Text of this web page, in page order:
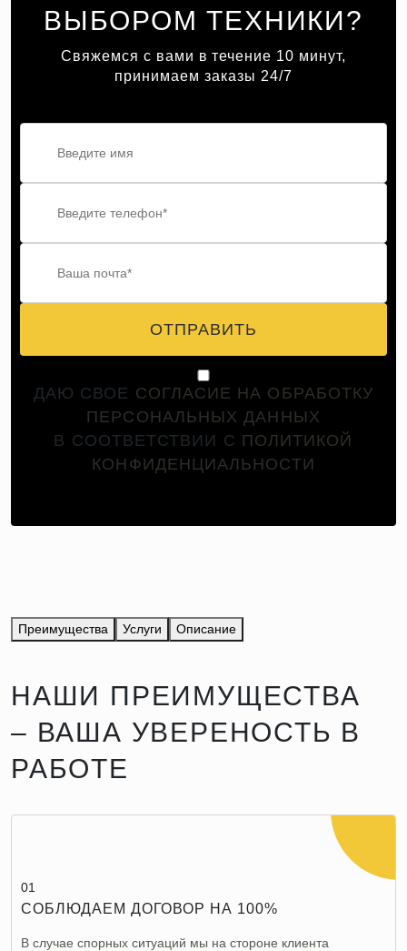
ВЫБОРОМ ТЕХНИКИ?
Свяжемся с вами в течение 10 минут,
принимаем заказы 24/7
ОТПРАВИТЬ
ДАЮ СВОЕ СОГЛАСИЕ НА ОБРАБОТКУ
ПЕРСОНАЛЬНЫХ ДАННЫХ
В СООТВЕТСТВИИ С ПОЛИТИКОЙ
КОНФИДЕНЦИАЛЬНОСТИ
Преимущества Услуги Описание
НАШИ ПРЕИМУЩЕСТВА
– ВАША УВЕРЕНОСТЬ В
РАБОТЕ
01
СОБЛЮДАЕМ ДОГОВОР НА 100%
В случае спорных ситуаций мы на стороне клиента